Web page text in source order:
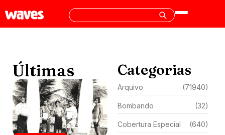
Últimas Categorias
Arquivo (71940)
Bombando (32)
Cobertura Especial (640)